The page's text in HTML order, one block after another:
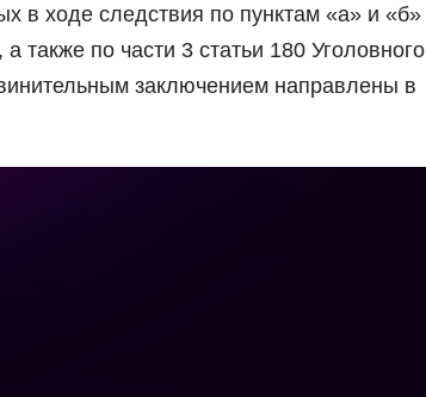
в ходе следствия по пунктам «а» и «б»
также по части 3 статьи 180 Уголовного
заключением направлены в